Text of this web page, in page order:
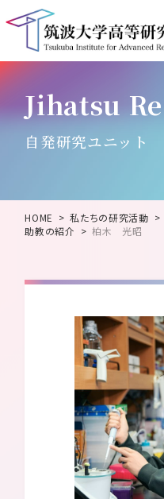
お知らせ
私たちの研究活動
国際統合睡眠医科学
微生物サステイナビリ
筑波大学高等研究院につ
研究院長メッセージ
理念・ミッション・ビジョ
組織体制・概要
Jihatsu
自発研究ユニット
HOME 私たちの研究活動
助教の紹介
柏木 光昭